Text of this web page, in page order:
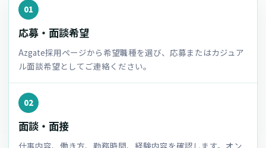
01
応募・面談希望
Azgate採用ページから希望職種を選び、応募またはカジュア
ル面談希望としてご連絡ください。
02
面談・面接
仕事内容、働き方、勤務時間、経験内容を確認します。オン